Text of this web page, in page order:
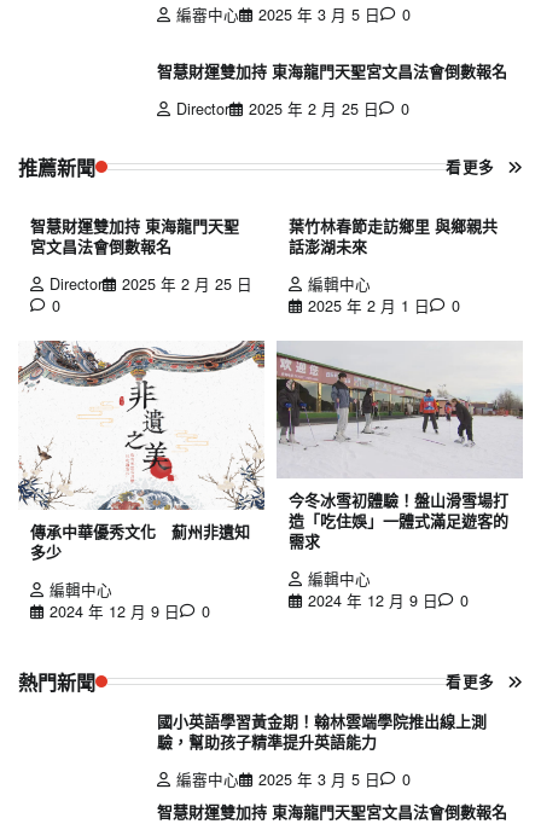
編審中心
2025 年 3 月 5 日 0
智慧財運雙加持 東海龍門天聖宮文昌法會倒數報名
Director
2025 年 2 月 25 日 0
推薦新聞 看更多
智慧財運雙加持 東海龍門天聖
宮文昌法會倒數報名
Director
2025 年 2 月 25 日
0
葉竹林春節走訪鄉里 與鄉親共
話澎湖未來
編輯中心
2025 年 2 月 1 日
0
傳承中華優秀文化 薊州非遺知
多少
編輯中心
2024 年 12 月 9 日
0
今冬冰雪初體驗！盤山滑雪場打
造「吃住娛」一體式滿足遊客的
需求
編輯中心
2024 年 12 月 9 日
0
熱門新聞 看更多
國小英語學習黃金期！翰林雲端學院推出線上測
驗，幫助孩子精準提升英語能力
編審中心
2025 年 3 月 5 日
0
智慧財運雙加持 東海龍門天聖宮文昌法會倒數報名